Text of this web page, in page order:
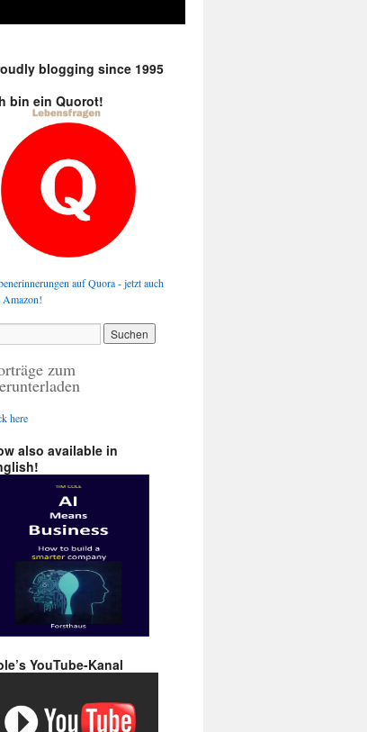
blogging since 1995
bin ein Quorot!
auf Quora - jetzt auch
Amazon!
zum
here
also available in
YouTube-Kanal